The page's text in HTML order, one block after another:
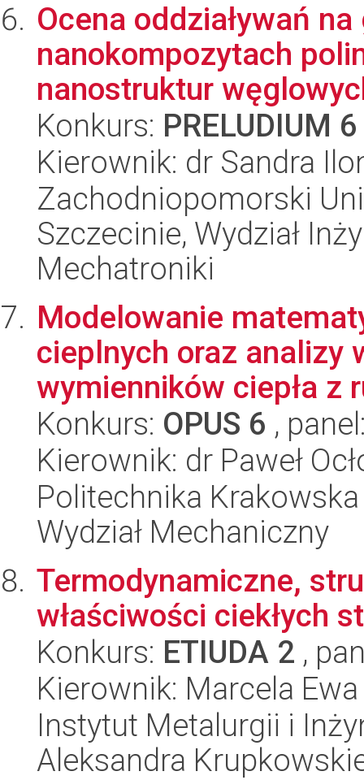
Ocena oddziaływań
nanokompozytach
nanostruktur
Konkurs: PRELUDIUM 6
Kierownik: dr Sandra
Zachodniopomorski
Szczecinie, Wydział
Mechatroniki
Modelowanie
cieplnych oraz analizy
wymienników ciepła z
Konkurs: OPUS 6 ,
Kierownik: dr Paweł
Politechnika
Wydział Mechaniczny
Termodynamiczne,
właściwości ciekłych
Konkurs: ETIUDA 2 ,
Kierownik: Marcela Ewa
Instytut Metalurgii i
Aleksandra